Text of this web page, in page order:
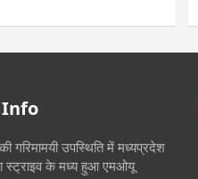
Info
गरिमामयी उपस्थिति में मध्यप्रदेश
स्ट्राइव के मध्य हुआ एमओयू